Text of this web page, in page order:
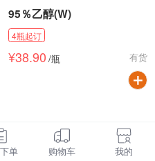
95％乙醇(W)
4瓶起订
¥38.90 /瓶 有货
单 购物车 我的